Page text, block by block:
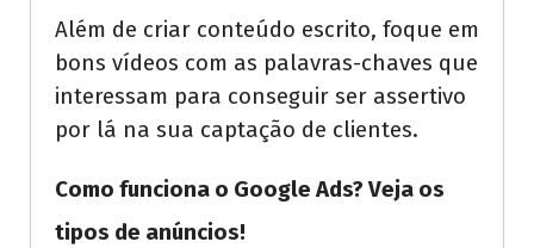
Além de criar conteúdo escrito, foque em
bons vídeos com as palavras-chaves que
interessam para conseguir ser assertivo
por lá na sua captação de clientes.
Como funciona o Google Ads? Veja os
tipos de anúncios!